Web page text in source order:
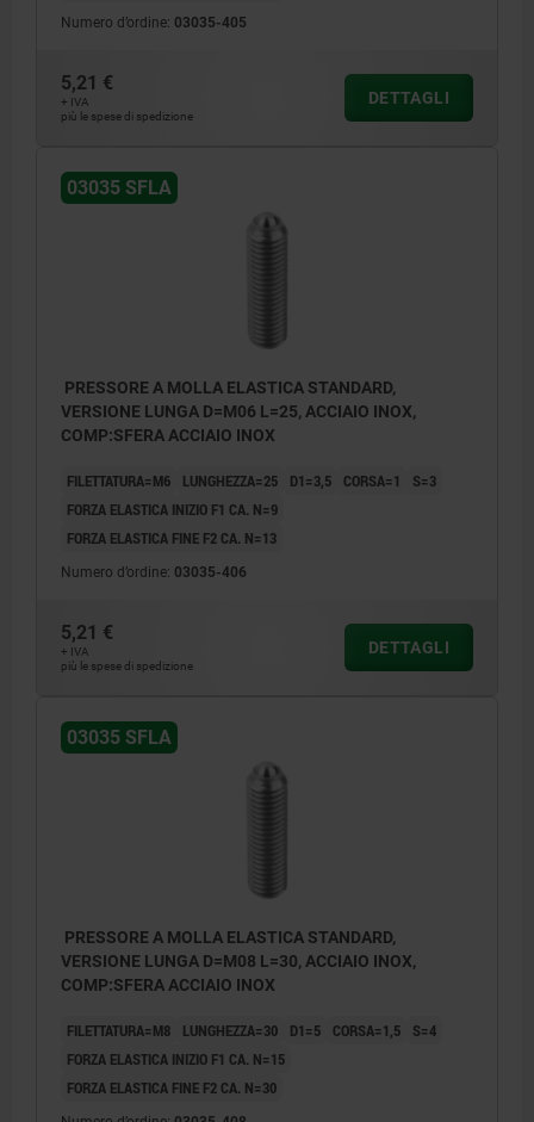
Numero d’ordine: 03035-405
5,21 €
+ IVA
più le spese di spedizione
DETTAGLI
03035 SFLA
PRESSORE A MOLLA ELASTICA STANDARD,
VERSIONE LUNGA D=M06 L=25, ACCIAIO INOX,
COMP:SFERA ACCIAIO INOX
FILETTATURA=M6 LUNGHEZZA=25 D1=3,5 CORSA=1
S=3
FORZA ELASTICA INIZIO F1 CA. N=9
FORZA ELASTICA FINE F2 CA. N=13
Numero d’ordine: 03035-406
5,21 €
+ IVA
più le spese di spedizione
DETTAGLI
03035 SFLA
PRESSORE A MOLLA ELASTICA STANDARD,
VERSIONE LUNGA D=M08 L=30, ACCIAIO INOX,
COMP:SFERA ACCIAIO INOX
FILETTATURA=M8 LUNGHEZZA=30 D1=5 CORSA=1,5
S=4
FORZA ELASTICA INIZIO F1 CA. N=15
FORZA ELASTICA FINE F2 CA. N=30